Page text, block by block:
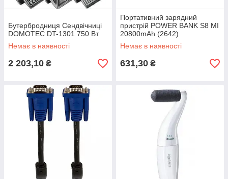
Бутербродниця Сендвічниці
DOMOTEC DT-1301 750 Вт
Немає в наявності
2 203,10 ₴
Портативний зарядний
пристрій POWER BANK S8 MI
20800mAh (2642)
Немає в наявності
631,30 ₴